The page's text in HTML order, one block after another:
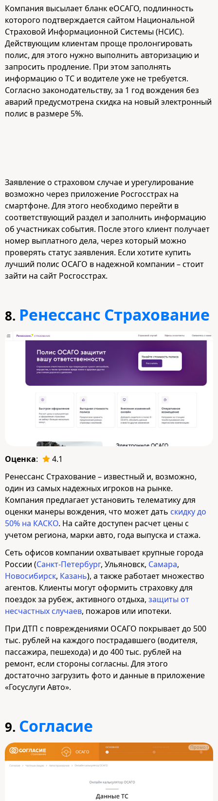
Компания высылает бланк еОСАГО, подлинность
которого подтверждается сайтом Национальной
Страховой Информационной Системы (НСИС).
Действующим клиентам проще пролонгировать
полис, для этого нужно выполнить авторизацию и
запросить продление. При этом заполнять
информацию о ТС и водителе уже не требуется.
Согласно законодательству, за 1 год вождения без
аварий предусмотрена скидка на новый электронный
полис в размере 5%.
Заявление о страховом случае и урегулирование
возможно через приложение Росгосстрах на
смартфоне. Для этого необходимо перейти в
соответствующий раздел и заполнить информацию
об участниках события. После этого клиент получает
номер выплатного дела, через который можно
проверять статус заявления. Если хотите купить
лучший полис ОСАГО в надежной компании – стоит
зайти на сайт Росгосстрах.
8. Ренессанс Страхование
Оценка:
4.1
Ренессанс Страхование – известный и, возможно,
один из самых надежных игроков на рынке.
Компания предлагает установить телематику для
оценки манеры вождения, что может дать скидку до
50% на КАСКО. На сайте доступен расчет цены с
учетом региона, марки авто, года выпуска и стажа.
Сеть офисов компании охватывает крупные города
России (Санкт-Петербург, Ульяновск, Самара,
Новосибирск, Казань), а также работает множество
агентов. Клиенты могут оформить страховку для
поездок за рубеж, активного отдыха, защиты от
несчастных случаев, пожаров или ипотеки.
При ДТП с повреждениями ОСАГО покрывает до 500
тыс. рублей на каждого пострадавшего (водителя,
пассажира, пешехода) и до 400 тыс. рублей на
ремонт, если стороны согласны. Для этого
достаточно загрузить фото и данные в приложение
«Госуслуги Авто».
9. Согласие
Промо